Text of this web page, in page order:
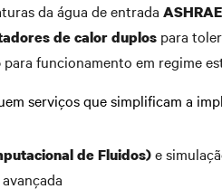
da água de entrada
de calor duplos para
para funcionamento em regime
serviços que simplificam a
de Fluidos)e